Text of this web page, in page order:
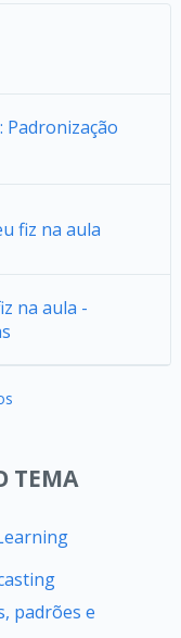
Padronização
fiz na aula
na aula -
TEMA
padrões e